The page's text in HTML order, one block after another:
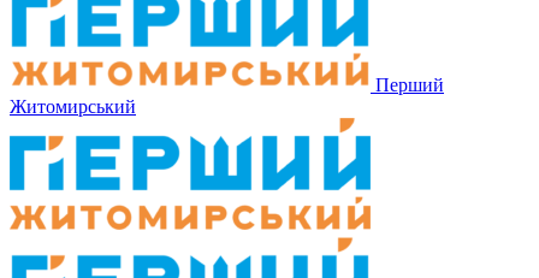
Перший
Житомирський